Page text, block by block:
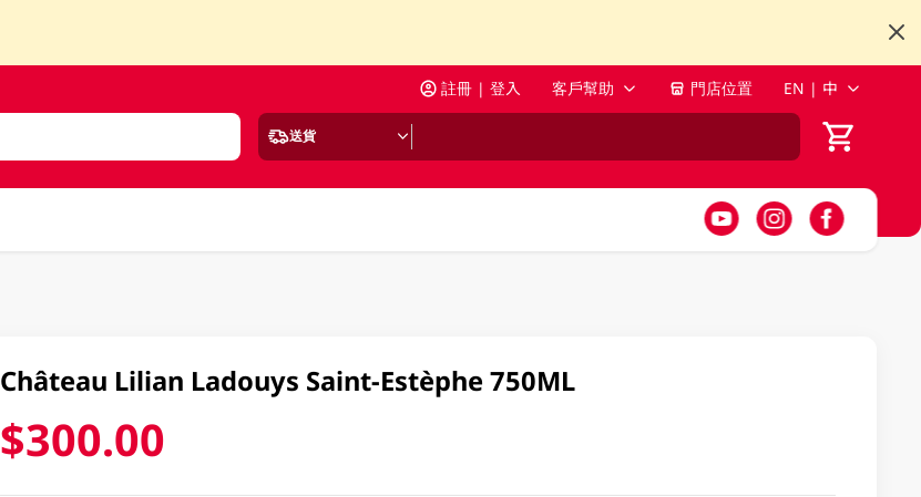
註冊 | 登入 客戶幫助 門店位置 EN | 中
送貨
Château Lilian Ladouys Saint-Estèphe 750ML
$300.00